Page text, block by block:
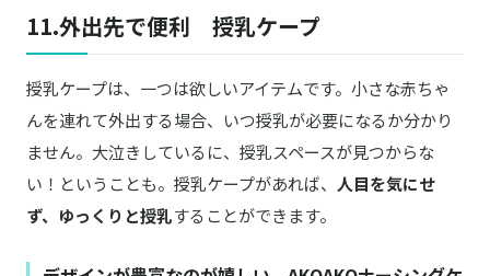
11.外出先で便利 授乳ケープ
授乳ケープは、一つは欲しいアイテムです。小さな赤ちゃ
んを連れて外出する場合、いつ授乳が必要になるか分かり
ません。大泣きしているに、授乳スペースが見つからな
い！ということも。授乳ケープがあれば、 人目を気にせ
ず、ゆっくりと授乳することができます。